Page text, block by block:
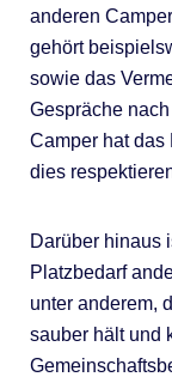
anderen
gehört
sowie das
Gespräche
Camper hat das
dies
Darüber hinaus
Platzbedarf
unter anderem,
sauber hält und